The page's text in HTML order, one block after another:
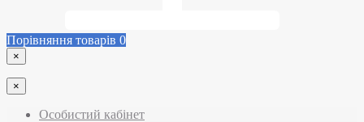
Порівняння товарів 0
×
×
Особистий кабінет